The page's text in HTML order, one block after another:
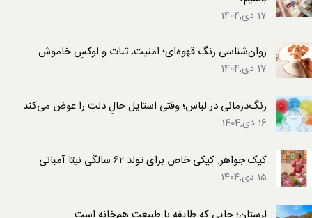
17 دی,1404
روان‌شناسی رنگ قهوه‌ای؛ امنیت، ثبات و لوکسِ خاموش
17 دی,1404
رنگ‌درمانی در لباس؛ وقتی استایل حالِ دلت را عوض می‌کند
16 دی,1404
کیک جواهر: کیکی خاص برای تولد ۶۲ سالگی نیتا آمبانی
15 دی,1404